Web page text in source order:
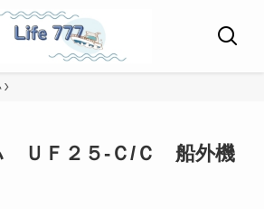
ＵＦ２５-Ｃ/Ｃ 船外機